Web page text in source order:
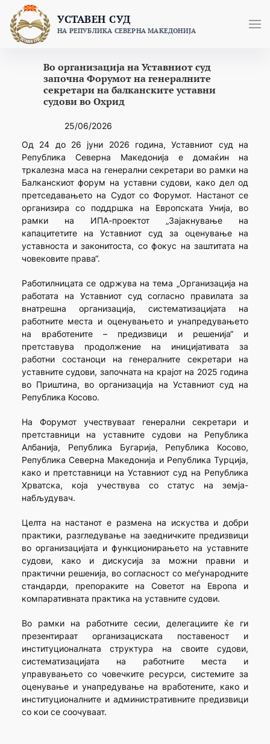
content
УСТАВЕН СУД
НА РЕПУБЛИКА СЕВЕРНА МАКЕДОНИЈА
Во организација на Уставниот суд
започна Форумот на генералните
секретари на балканските уставни
судови во Охрид
25/06/2026
Од 24 до 26 јуни 2026 година, Уставниот суд на
Република Северна Македонија е домаќин на
тркалезна маса на генерални секретари во рамки на
Балканскиот форум на уставни судови, како дел од
претседавањето на Судот со Форумот. Настанот се
организира со поддршка на Европската Унија, во
рамки на ИПА-проектот „Зајакнување на
капацитетите на Уставниот суд за оценување на
уставноста и законитоста, со фокус на заштитата на
човековите права“.
Работилницата се одржува на тема „Организација на
работата на Уставниот суд согласно правилата за
внатрешна организација, систематизацијата на
работните места и оценувањето и унапредувањето
на вработените – предизвици и решенија“ и
претставува продолжение на иницијативата за
работни состаноци на генералните секретари на
уставните судови, започната на крајот на 2025 година
во Приштина, во организација на Уставниот суд на
Република Косово.
На Форумот учествуваат генерални секретари и
претставници на уставните судови на Република
Албанија, Република Бугарија, Република Косово,
Република Северна Македонија и Република Турција,
како и претставници на Уставниот суд на Република
Хрватска, која учествува со статус на земја-
набљудувач.
Целта на настанот е размена на искуства и добри
практики, разгледување на заедничките предизвици
во организацијата и функционирањето на уставните
судови, како и дискусија за можни правни и
практични решенија, во согласност со меѓународните
стандарди, препораките на Советот на Европа и
компаративната практика на уставните судови.
Во рамки на работните сесии, делегациите ќе ги
презентираат организациската поставеност и
институционалната структура на своите судови,
систематизацијата на работните места и
управувањето со човечките ресурси, системите за
оценување и унапредување на вработените, како и
институционалните и административните предизвици
со кои се соочуваат.